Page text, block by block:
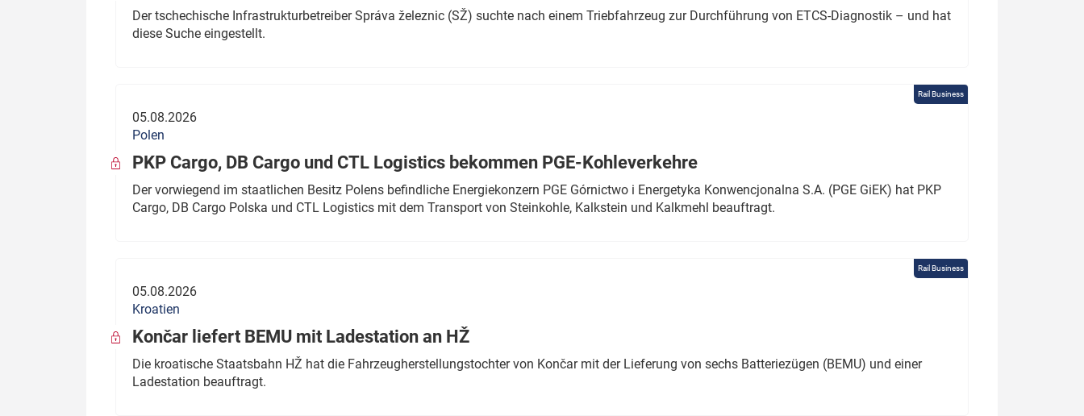
Der tschechische Infrastrukturbetreiber Správa železnic (SŽ) suchte nach einem Triebfahrzeug zur Durchführung von ETCS-Diagnostik – und hat
diese Suche eingestellt.
Rail Business
05.08.2026
Polen
PKP Cargo, DB Cargo und CTL Logistics bekommen PGE-Kohleverkehre
Der vorwiegend im staatlichen Besitz Polens befindliche Energiekonzern PGE Górnictwo i Energetyka Konwencjonalna S.A. (PGE GiEK) hat PKP
Cargo, DB Cargo Polska und CTL Logistics mit dem Transport von Steinkohle, Kalkstein und Kalkmehl beauftragt.
Rail Business
05.08.2026
Kroatien
Končar liefert BEMU mit Ladestation an HŽ
Die kroatische Staatsbahn HŽ hat die Fahrzeugherstellungstochter von Končar mit der Lieferung von sechs Batteriezügen (BEMU) und einer
Ladestation beauftragt.